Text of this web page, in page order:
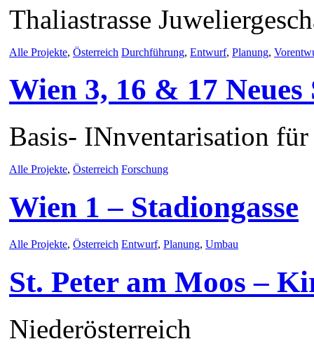
Thaliastrasse
Alle Projekte, Österreich Durchführung, Entwurf, Planung,
Wien 3, 16 & 17
Basis- INnventarisation
Alle Projekte, Österreich Forschung
Wien 1 – Stadiongasse
Alle Projekte, Österreich Entwurf, Planung, Umbau
St. Peter am Moos –
Niederösterreich